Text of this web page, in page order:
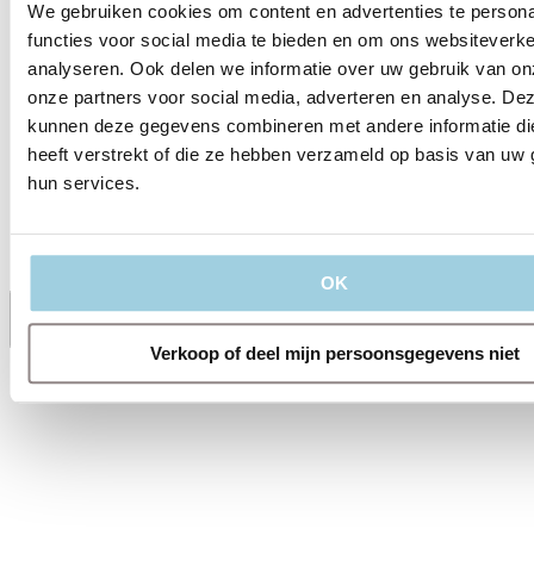
We gebruiken cookies om content en advertenties te
functies voor social media te bieden en om ons
analyseren. Ook delen we informatie over uw gebruik van
onze partners voor social media, adverteren en analyse.
kunnen deze gegevens combineren met andere informatie
heeft verstrekt of die ze hebben verzameld op basis van uw
hun services.
OK
Verkoop of deel mijn persoonsgegevens niet
aug. 18
18-08-2026 | Drimmelen
Lotgenotenbijeenkomst Drimmelen Biesbosch
Rondvaart door de Biesbosch